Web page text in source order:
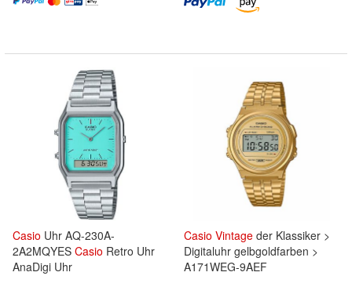
Casio Uhr AQ-230A-
2A2MQYES Casio Retro Uhr
AnaDigi Uhr
Casio Vintage der Klassiker >
Digitaluhr gelbgoldfarben >
A171WEG-9AEF